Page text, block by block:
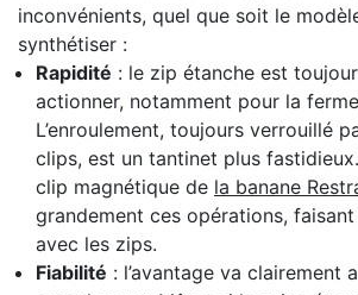
inconvénients, quel que soit le
synthétiser :
Rapidité : le zip étanche est
actionner, notamment pour la
L’enroulement, toujours verrouillé
clips, est un tantinet plus
clip magnétique de la banane
grandement ces opérations,
avec les zips.
Fiabilité : l’avantage va clairement